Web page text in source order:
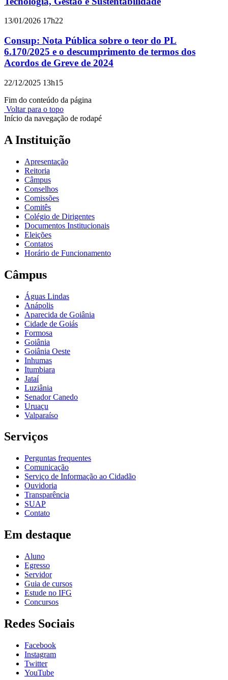
13/01/2026 17h22
Consup: Nota Pública sobre o teor do PL
6.170/2025 e o descumprimento de termos dos
Acordos de Greve de 2024
22/12/2025 13h15
Fim do conteúdo da página
Voltar para o topo
Início da navegação de rodapé
A Instituição
Apresentação
Reitoria
Câmpus
Conselhos
Comissões
Comitês
Colégio de Dirigentes
Documentos Institucionais
Eleições
Contatos
Horário de Funcionamento
Câmpus
Águas Lindas
Anápolis
Aparecida de Goiânia
Cidade de Goiás
Formosa
Goiânia
Goiânia Oeste
Inhumas
Itumbiara
Jataí
Luziânia
Senador Canedo
Uruaçu
Valparaíso
Serviços
Perguntas frequentes
Comunicação
Serviço de Informação ao Cidadão
Ouvidoria
Transparência
SUAP
Contato
Em destaque
Aluno
Egresso
Servidor
Guia de cursos
Estude no IFG
Concursos
Redes Sociais
Facebook
Instagram
Twitter
YouTube